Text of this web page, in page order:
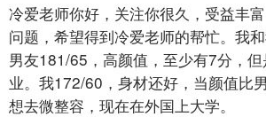
冷爱老师你好，关注你很久，受益丰
问题，希望得到冷爱老师的帮忙。我和
男友181/65，高颜值，至少有7分，
业。我172/60，身材还好，当颜值比
想去微整容，现在在外国上大学。